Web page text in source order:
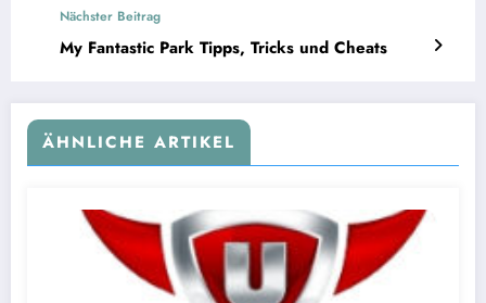
Nächster Beitrag
My Fantastic Park Tipps, Tricks und Cheats
ÄHNLICHE ARTIKEL